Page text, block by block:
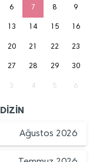
6 7 8 9
13 14 15 16
20 21 22 23
27 28 29 30
3 4 5 6
DİZİN
Ağustos 2026